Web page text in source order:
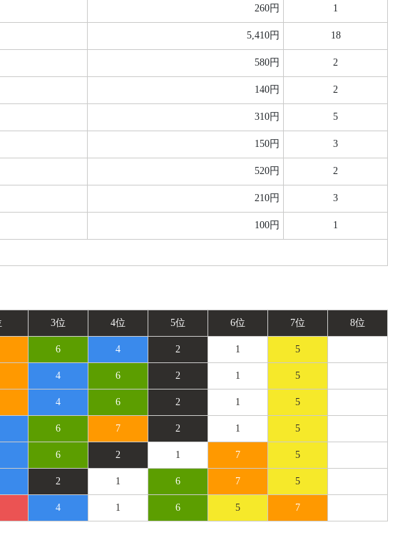
260円 1
5,410円 18
580円 2
140円 2
310円 5
150円 3
520円 2
210円 3
100円 1
3位 4位 5位 6位 7位 8位
6 4 2 1 5
4 6 2 1 5
4 6 2 1 5
6 7 2 1 5
6 2 1 7 5
2 1 6 7 5
4 1 6 5 7